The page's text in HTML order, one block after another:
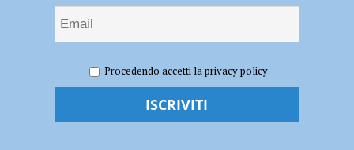
del Colombini intitolata a Kristopher, accolta la proposta dei compagni
La palestra del Colombini intitolata a
Procedendo accetti la privacy policy